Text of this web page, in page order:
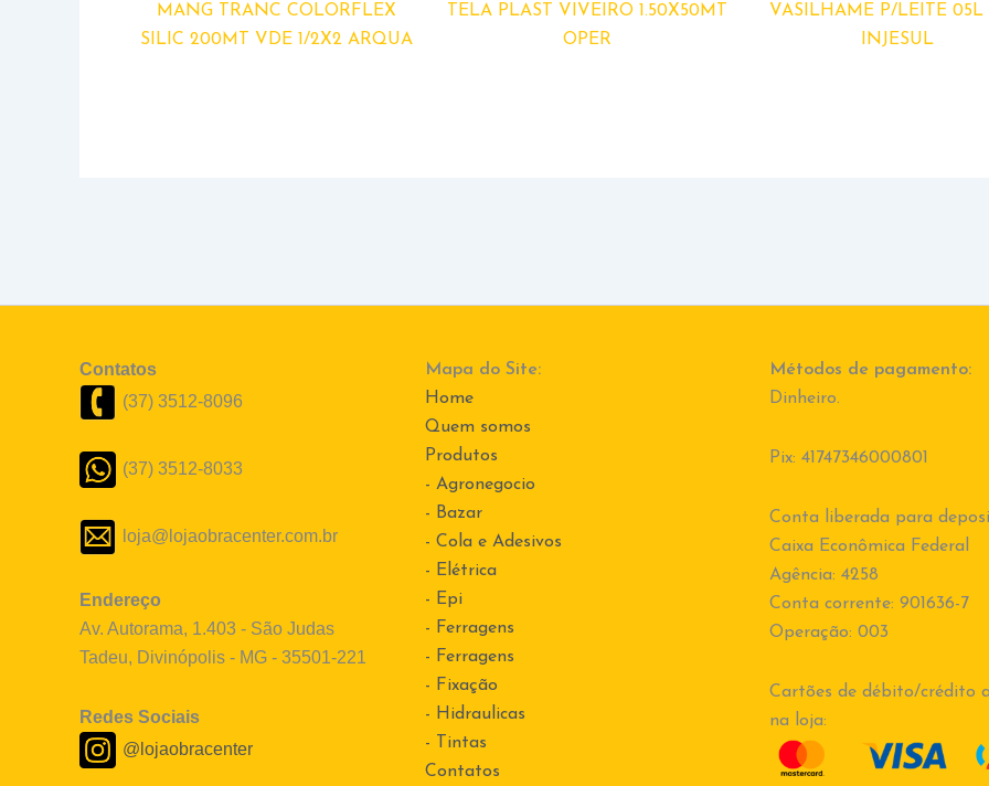
MANG TRANC COLORFLEX
SILIC 200MT VDE 1/2X2 ARQUA
TELA PLAST VIVEIRO 1.50X50MT
OPER
VASILHAME P/LEITE 05L
INJESUL
Contatos
(37) 3512-8096
(37) 3512-8033
loja@lojaobracenter.com.br
Endereço
Av. Autorama, 1.403 - São Judas
Tadeu, Divinópolis - MG - 35501-221
Redes Sociais
@lojaobracenter
Mapa do Site:
Home
Quem somos
Produtos
- Agronegocio
- Bazar
- Cola e Adesivos
- Elétrica
- Epi
- Ferragens
- Ferragens
- Fixação
- Hidraulicas
- Tintas
Contatos
Métodos de pagamento:
Dinheiro.
Pix: 41747346000801
Conta liberada para
Caixa Econômica Federal
Agência: 4258
Conta corrente: 901636-7
Operação: 003
Cartões de débito/crédito
na loja: